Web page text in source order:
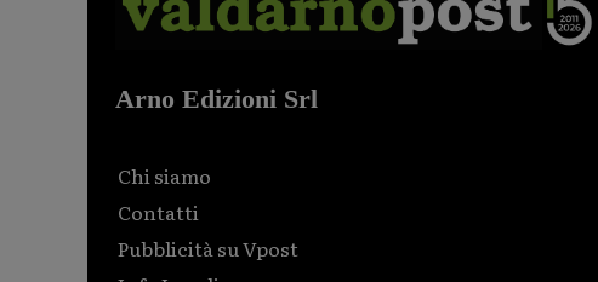
Arno Edizioni Srl
Chi siamo
Contatti
Pubblicità su Vpost